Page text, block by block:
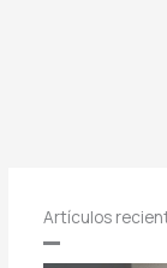
Artículos